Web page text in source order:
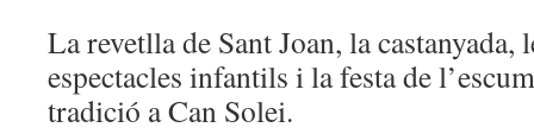
La revetlla de Sant Joan, la castanyada,
espectacles infantils i la festa de
tradició a Can Solei.